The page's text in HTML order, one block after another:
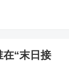
“末日接